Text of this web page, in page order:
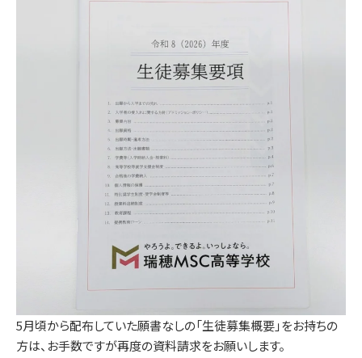
5月頃から配布していた願書なしの「生徒募集概要」をお持ちの
方は、お手数ですが再度の資料請求をお願いします。